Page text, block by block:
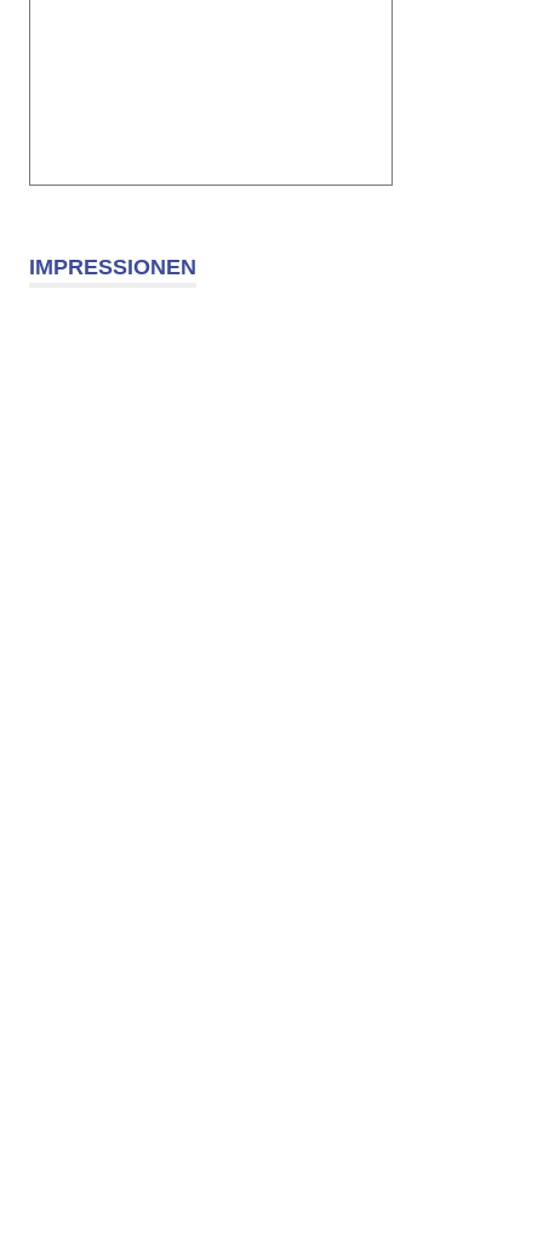
IMPRESSIONEN